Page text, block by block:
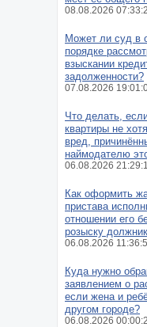
08.08.2026
Может ли суд в
порядке
взыскании
задолженности?
07.08.2026
Что делать,
квартиры не
вред,
наймодателю
06.08.2026
Как оформить
пристава
отношении его
розыску
06.08.2026
Куда нужно
заявлением о
если жена и
другом городе?
06.08.2026